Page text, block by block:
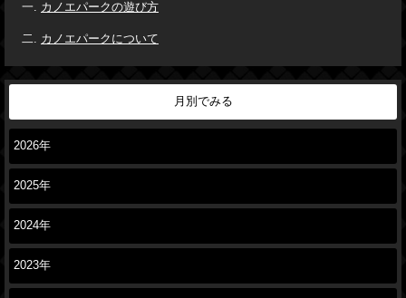
カノエパークの遊び方
カノエパークについて
月別でみる
2026年
2025年
2024年
2023年